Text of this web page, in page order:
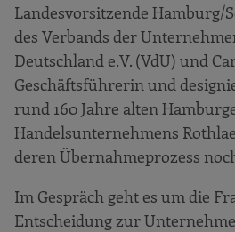
Landesvorsitzende Hamburg/
des Verbands der
Deutschland e.V. (VdU) und
Geschäftsführerin und
rund 160 Jahre alten
Handelsunternehmens
deren Übernahmeprozess
Im Gespräch geht es um die
Entscheidung zur